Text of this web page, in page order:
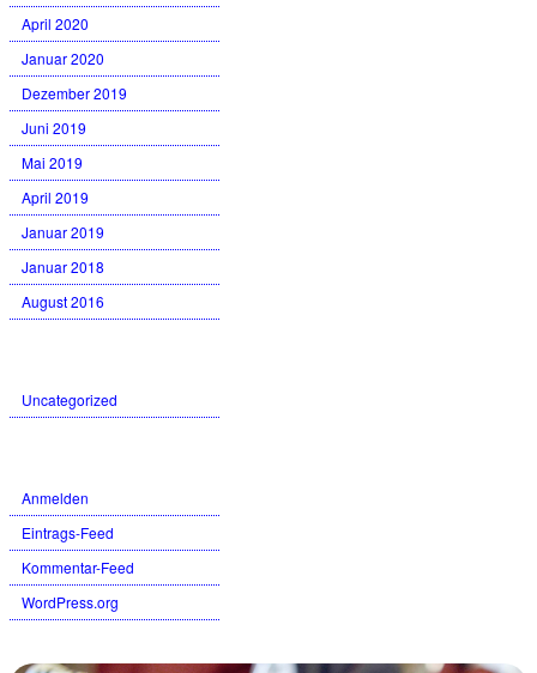
April 2020
Januar 2020
Dezember 2019
Juni 2019
Mai 2019
April 2019
Januar 2019
Januar 2018
August 2016
Uncategorized
Anmelden
Eintrags-Feed
Kommentar-Feed
WordPress.org